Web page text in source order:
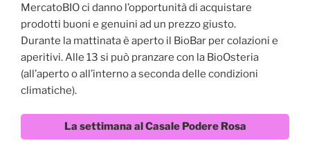
MercatoBIO ci danno l’opportunità di acquistare
prodotti buoni e genuini ad un prezzo giusto.
Durante la mattinata è aperto il BioBar per colazioni e
aperitivi. Alle 13 si può pranzare con la BioOsteria
(all’aperto o all’interno a seconda delle condizioni
climatiche).
La settimana al Casale Podere Rosa